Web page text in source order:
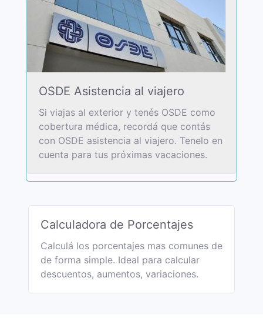
OSDE Asistencia al viajero
Si viajas al exterior y tenés OSDE como
cobertura médica, recordá que contás
con OSDE asistencia al viajero. Tenelo en
cuenta para tus próximas vacaciones.
Calculadora de Porcentajes
Calculá los porcentajes mas comunes de
de forma simple. Ideal para calcular
descuentos, aumentos, variaciones.